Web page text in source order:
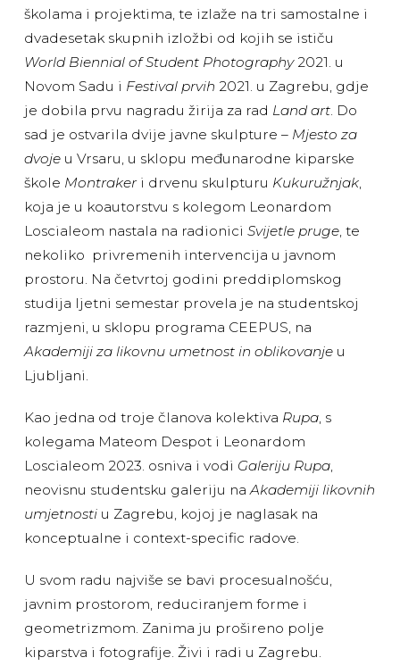
školama i projektima, te izlaže na tri samostalne i
dvadesetak skupnih izložbi od kojih se ističu
World Biennial of Student Photography2021. u
Novom Sadu i Festival prvih 2021. u Zagrebu, gdje
je dobila prvu nagradu žirija za rad Land art. Do
sad je ostvarila dvije javne skulpture – Mjesto za
dvojeu Vrsaru, u sklopu međunarodne kiparske
škole Montrakeri drvenu skulpturu Kukuružnjak,
koja je u koautorstvu s kolegom Leonardom
Loscialeom nastala na radionici Svijetle pruge, te
nekoliko privremenih intervencija u javnom
prostoru. Na četvrtoj godini preddiplomskog
studija ljetni semestar provela je na studentskoj
razmjeni, u sklopu programa CEEPUS, na
Akademiji za likovnu umetnost in oblikovanjeu
Ljubljani.
Kao jedna od troje članova kolektiva Rupa, s
kolegama Mateom Despot i Leonardom
Loscialeom 2023. osniva i vodi Galeriju Rupa,
neovisnu studentsku galeriju na Akademiji likovnih
umjetnostiu Zagrebu, kojoj je naglasak na
konceptualne i context-specific radove.
U svom radu najviše se bavi procesualnošću,
javnim prostorom, reduciranjem forme i
geometrizmom. Zanima ju prošireno polje
kiparstva i fotografije. Živi i radi u Zagrebu.